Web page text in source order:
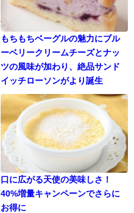
もちもちベーグルの魅力にブル
ーベリークリームチーズとナッ
ツの風味が加わり、絶品サンド
イッチローソンがより誕生
口に広がる天使の美味しさ！
40%増量キャンペーンでさらに
お得に